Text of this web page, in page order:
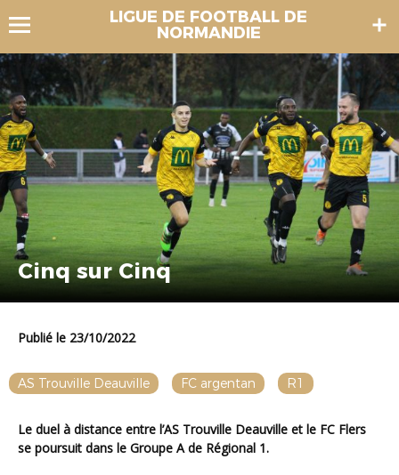
LIGUE DE FOOTBALL DE
NORMANDIE
Cinq sur Cinq
Publié le 23/10/2022
AS Trouville Deauville FC argentan R1
Le duel à distance entre l’AS Trouville Deauville et le FC Flers
se poursuit dans le Groupe A de Régional 1.